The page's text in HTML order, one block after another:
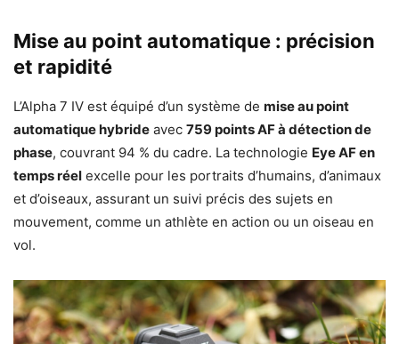
Mise au point automatique : précision
et rapidité
L’Alpha 7 IV est équipé d’un système de mise au point
automatique hybride avec 759 points AF à détection de
phase, couvrant 94 % du cadre. La technologie Eye AF en
temps réel excelle pour les portraits d’humains, d’animaux
et d’oiseaux, assurant un suivi précis des sujets en
mouvement, comme un athlète en action ou un oiseau en
vol.